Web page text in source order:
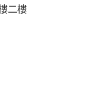
二樓